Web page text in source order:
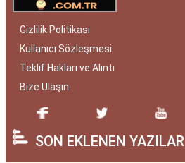
Gizlilik Politikası
Kullanıcı Sözleşmesi
Teklif Hakları ve Alıntı
Bize Ulaşın
SON EKLENEN YAZILAR